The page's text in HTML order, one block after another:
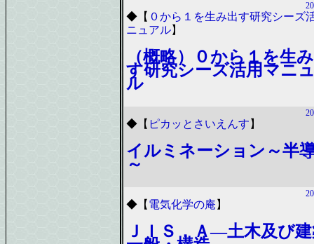
◆ 【 ０から１を生み出す研究シーズ
ニュアル】
（概略）０から１を生
す研究シーズ活用マニ
ル
◆ 【 ピカッとさいえんす 】
イルミネーション～半
～
◆ 【 電気化学の庵 】
ＪＩＳ．Ａ―土木及び